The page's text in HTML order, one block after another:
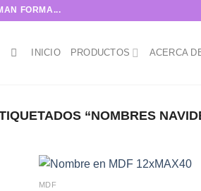
FORMA...
INICIO PRODUCTOS ACERCA
“NOMBRES
MDF